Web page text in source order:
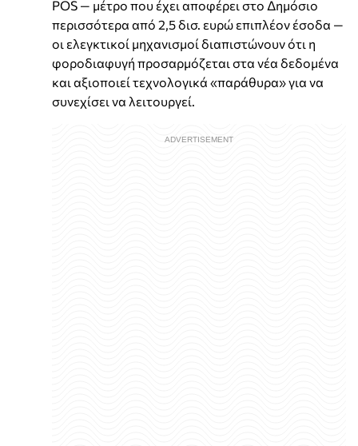
POS — μέτρο που έχει αποφέρει στο Δημόσιο
περισσότερα από 2,5 δισ. ευρώ επιπλέον έσοδα —
οι ελεγκτικοί μηχανισμοί διαπιστώνουν ότι η
φοροδιαφυγή προσαρμόζεται στα νέα δεδομένα
και αξιοποιεί τεχνολογικά «παράθυρα» για να
συνεχίσει να λειτουργεί.